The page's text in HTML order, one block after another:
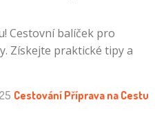
Cestovní balíček pro
Získejte praktické tipy a
Cestování Příprava na Cestu